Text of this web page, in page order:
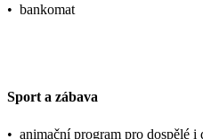
• bankomat
Sport a zábava
• animační program pro dospělé